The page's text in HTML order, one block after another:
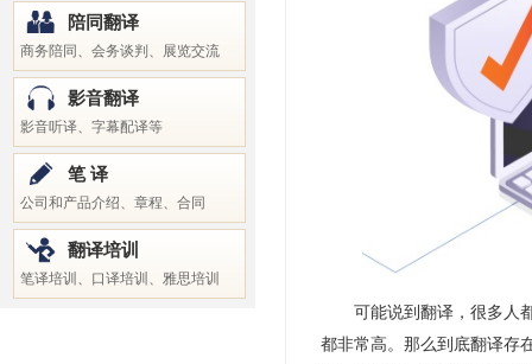
陪同翻译
商务陪同、会务谈判、展览交流
影音翻译
影音听译、字幕配译等
笔 译
公司和产品介绍、章程、合同
翻译培训
笔译培训、口译培训、雅思培训
可能说到翻译，很多人都
都非常高。那么到底翻译存